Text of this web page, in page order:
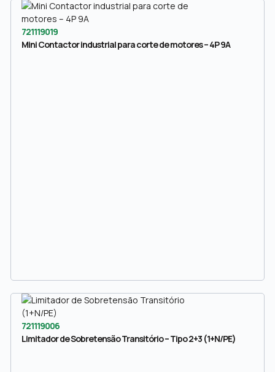
721119019
Mini Contactor industrial para corte de motores – 4P 9A
721119006
Limitador de Sobretensão Transitório – Tipo 2+3 (1+N/PE)